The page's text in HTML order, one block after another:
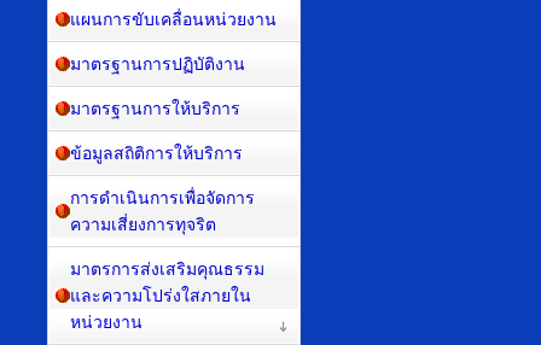
แผนการขับเคลื่อนหน่วยงาน
มาตรฐานการปฏิบัติงาน
มาตรฐานการให้บริการ
ข้อมูลสถิติการให้บริการ
การดำเนินการเพื่อจัดการ
ความเสี่ยงการทุจริต
มาตรการส่งเสริมคุณธรรม
และความโปร่งใสภายใน
หน่วยงาน